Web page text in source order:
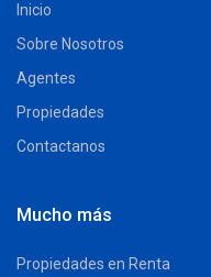
Inicio
Sobre Nosotros
Agentes
Propiedades
Contactanos
Mucho más
Propiedades en Renta